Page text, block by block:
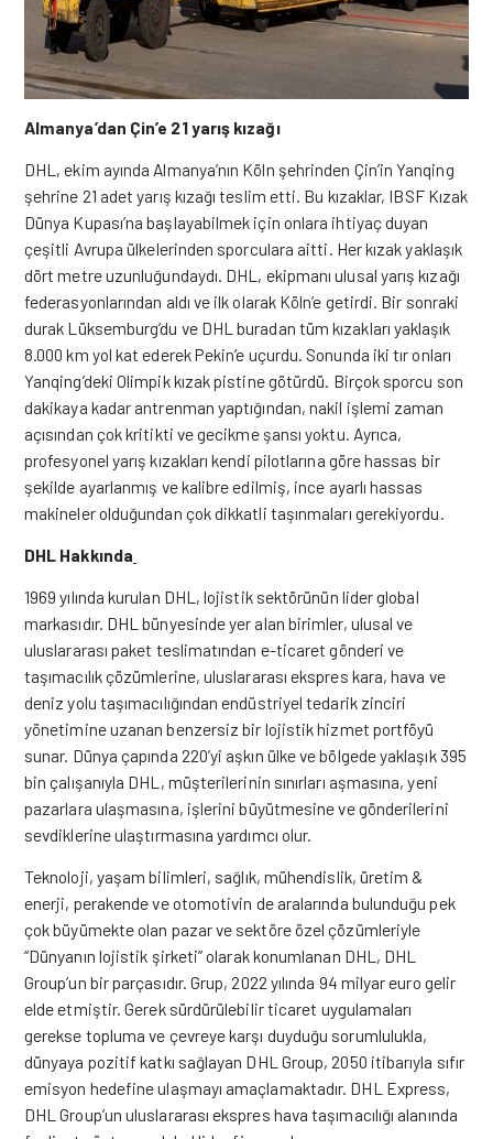
Almanya’dan Çin’e 21 yarış kızağı
DHL, ekim ayında Almanya’nın Köln şehrinden Çin’in Yanqing
şehrine 21 adet yarış kızağı teslim etti. Bu kızaklar, IBSF Kızak
Dünya Kupası’na başlayabilmek için onlara ihtiyaç duyan
çeşitli Avrupa ülkelerinden sporculara aitti. Her kızak yaklaşık
dört metre uzunluğundaydı. DHL, ekipmanı ulusal yarış kızağı
federasyonlarından aldı ve ilk olarak Köln’e getirdi. Bir sonraki
durak Lüksemburg’du ve DHL buradan tüm kızakları yaklaşık
8.000 km yol kat ederek Pekin’e uçurdu. Sonunda iki tır onları
Yanqing’deki Olimpik kızak pistine götürdü. Birçok sporcu son
dakikaya kadar antrenman yaptığından, nakil işlemi zaman
açısından çok kritikti ve gecikme şansı yoktu. Ayrıca,
profesyonel yarış kızakları kendi pilotlarına göre hassas bir
şekilde ayarlanmış ve kalibre edilmiş, ince ayarlı hassas
makineler olduğundan çok dikkatli taşınmaları gerekiyordu.
DHL Hakkında
1969 yılında kurulan DHL, lojistik sektörünün lider global
markasıdır. DHL bünyesinde yer alan birimler, ulusal ve
uluslararası paket teslimatından e-ticaret gönderi ve
taşımacılık çözümlerine, uluslararası ekspres kara, hava ve
deniz yolu taşımacılığından endüstriyel tedarik zinciri
yönetimine uzanan benzersiz bir lojistik hizmet portföyü
sunar. Dünya çapında 220’yi aşkın ülke ve bölgede yaklaşık 395
bin çalışanıyla DHL, müşterilerinin sınırları aşmasına, yeni
pazarlara ulaşmasına, işlerini büyütmesine ve gönderilerini
sevdiklerine ulaştırmasına yardımcı olur.
Teknoloji, yaşam bilimleri, sağlık, mühendislik, üretim &
enerji, perakende ve otomotivin de aralarında bulunduğu pek
çok büyümekte olan pazar ve sektöre özel çözümleriyle
“Dünyanın lojistik şirketi” olarak konumlanan DHL, DHL
Group’un bir parçasıdır. Grup, 2022 yılında 94 milyar euro gelir
elde etmiştir. Gerek sürdürülebilir ticaret uygulamaları
gerekse topluma ve çevreye karşı duyduğu sorumlulukla,
dünyaya pozitif katkı sağlayan DHL Group, 2050 itibarıyla sıfır
emisyon hedefine ulaşmayı amaçlamaktadır. DHL Express,
DHL Group’un uluslararası ekspres hava taşımacılığı alanında